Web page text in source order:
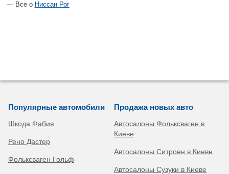
Все о Ниссан Рог
Популярные автомобили
Шкода Фабия
Рено Дастер
Фольксваген Гольф
Продажа новых авто
Автосалоны Фольксваген в
Киеве
Автосалоны Ситроен в Киеве
Автосалоны Сузуки в Киеве